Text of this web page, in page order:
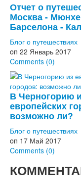
Отчет о
Москва -
Барселона -
Блог о путешествиях
on 22 Январь 2017
Comments (0)
В Черногорию
европейских
возможно ли?
Блог о путешествиях
on 17 Май 2017
Comments (0)